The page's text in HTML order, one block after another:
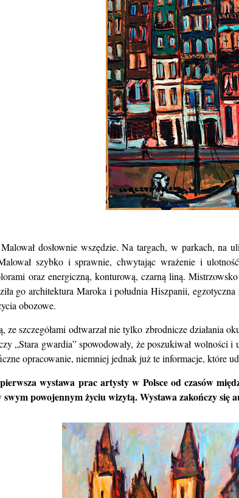
dosłownie wszędzie. Na targach, w parkach, na
szybko i sprawnie,chwytając wrażenie i
oraz energiczną, konturową,czarną liną.
go architektura Maroka i południa Hiszpanii,
obozowe.
szczegółami odtwarzał nie tylko zbrodnicze działania
„Stara gwardia” spowodowały, że poszukiwał wolności i
opracowanie, niemniej jednak już teinformacje, które
wystawa prac artystyw Polsce od czasów
powojennym życiu wizytą.Wystawa zakończy się